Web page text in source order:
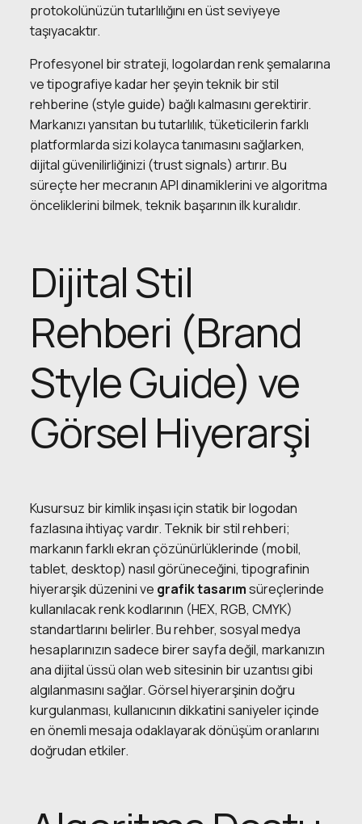
protokolünüzün tutarlılığını en üst seviyeye
taşıyacaktır.
Profesyonel bir strateji, logolardan renk şemalarına
ve tipografiye kadar her şeyin teknik bir stil
rehberine (style guide) bağlı kalmasını gerektirir.
Markanızı yansıtan bu tutarlılık, tüketicilerin farklı
platformlarda sizi kolayca tanımasını sağlarken,
dijital güvenilirliğinizi (trust signals) artırır. Bu
süreçte her mecranın API dinamiklerini ve algoritma
önceliklerini bilmek, teknik başarının ilk kuralıdır.
Dijital Stil
Rehberi (Brand
Style Guide) ve
Görsel Hiyerarşi
Kusursuz bir kimlik inşası için statik bir logodan
fazlasına ihtiyaç vardır. Teknik bir stil rehberi;
markanın farklı ekran çözünürlüklerinde (mobil,
tablet, desktop) nasıl görüneceğini, tipografinin
hiyerarşik düzenini ve grafik tasarımsüreçlerinde
kullanılacak renk kodlarının (HEX, RGB, CMYK)
standartlarını belirler. Bu rehber, sosyal medya
hesaplarınızın sadece birer sayfa değil, markanızın
ana dijital üssü olan web sitesinin bir uzantısı gibi
algılanmasını sağlar. Görsel hiyerarşinin doğru
kurgulanması, kullanıcının dikkatini saniyeler içinde
en önemli mesaja odaklayarak dönüşüm oranlarını
doğrudan etkiler.